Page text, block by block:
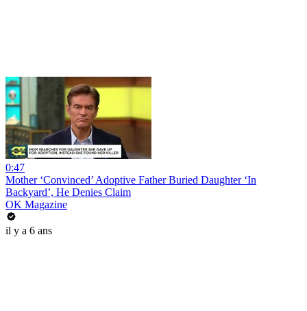
0:47
Mother ‘Convinced’ Adoptive Father Buried Daughter ‘In
Backyard’, He Denies Claim
OK Magazine
il y a 6 ans